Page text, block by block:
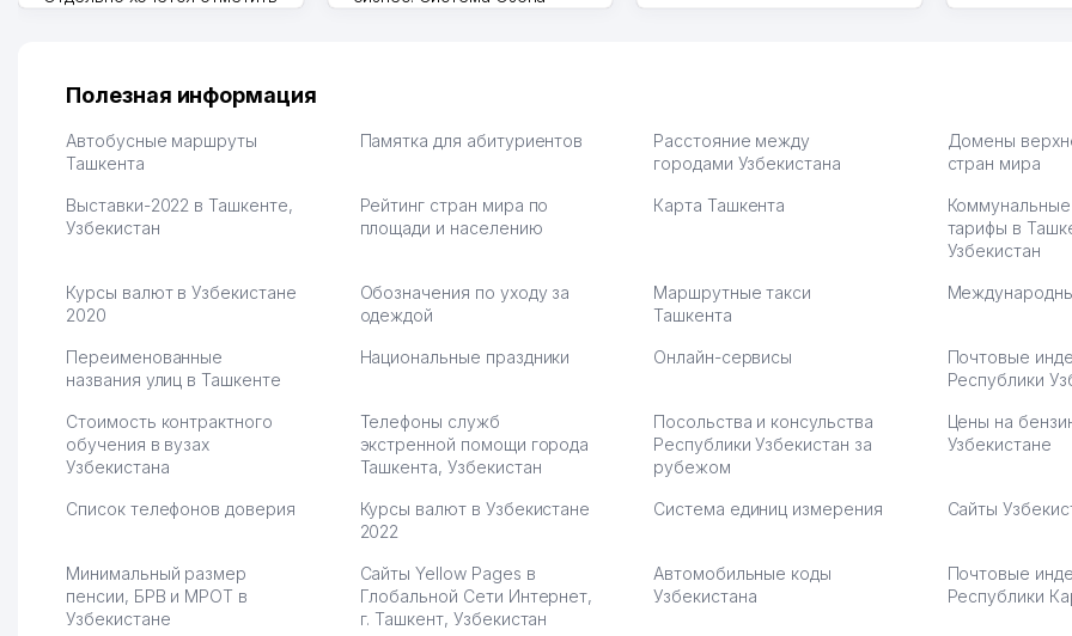
их работе значительно
обслуживания клиентов.
Рекомендую этот колл-
партнера для бизнеса.
Vip Brand 31.07.2026 11:43:39
тут у нас уже есть ПВЗ.
Марат 27.07.2026 08:00:37
Полезная информация
Автобусные маршруты
Ташкента
Памятка для абитуриентов
Расстояние между
городами Узбекистана
Домены
стран мира
Выставки-2022 в Ташкенте,
Узбекистан
Рейтинг стран мира по
площади и населению
Карта Ташкента
тарифы в
Узбекистан
Курсы валют в Узбекистане
2020
Обозначения по уходу за
одеждой
Маршрутные такси
Ташкента
Переименованные
названия улиц в Ташкенте
Национальные праздники Онлайн-сервисы
Почтовые
Республики
Стоимость контрактного
обучения в вузах
Узбекистана
Телефоны служб
экстренной помощи города
Ташкента, Узбекистан
Посольства и консульства
Республики Узбекистан за
рубежом
Цены на
Узбекистане
Список телефонов доверия
Курсы валют в Узбекистане
2022
Система единиц измерения Сайты
Минимальный размер
пенсии, БРВ и МРОТ в
Узбекистане
Сайты Yellow Pages в
Глобальной Сети Интернет,
г. Ташкент, Узбекистан
Автомобильные коды
Узбекистана
Почтовые
Республики